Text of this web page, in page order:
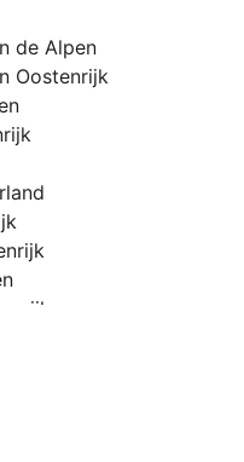
de Alpen
Oostenrijk